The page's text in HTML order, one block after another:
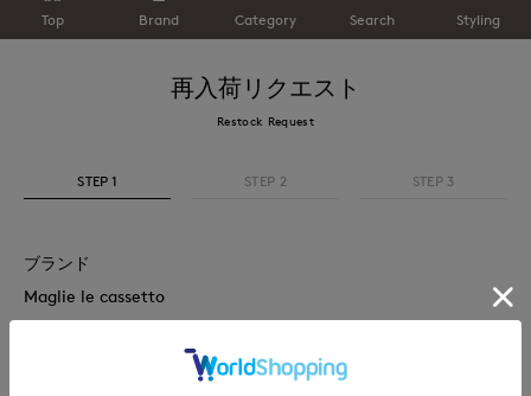
Top Brand Category Search Styling
再入荷リクエスト
Restock Request
STEP 1 STEP 2 STEP 3
ブランド
Maglie le cassetto
サテンリボンニットジャケット